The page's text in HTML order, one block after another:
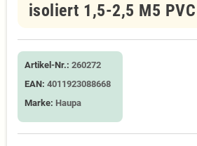
isoliert 1,5-2,5 M5
Artikel-Nr.: 260272
EAN: 4011923088668
Marke: Haupa